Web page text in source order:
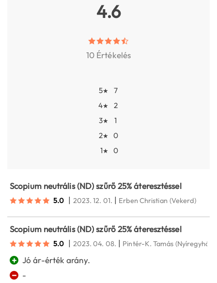
4.6
10 Értékelés
5★
7
4★
2
3★
1
2★
0
1★ 0
Scopium neutrális (ND) szűrő 25% áteresztéssel
5.0 | 2023. 12. 01. | Erben Christian (Vekerd)
Scopium neutrális (ND) szűrő 25% áteresztéssel
5.0 | 2023. 04. 08. | Pintér-K. Tamás
+ Jó ár-érték arány.
− -